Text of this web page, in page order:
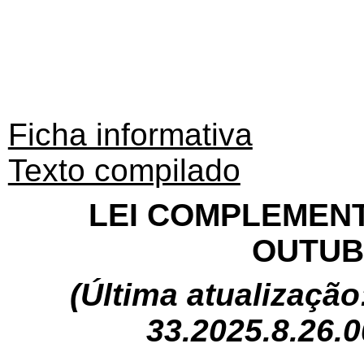
Ficha informativa
Texto compilado
LEI
(Última